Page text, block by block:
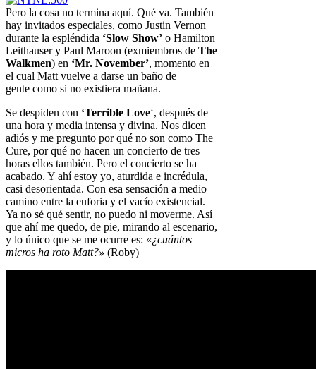
Pero la cosa no termina aquí. Qué va. También
hay invitados especiales, como Justin Vernon
durante la espléndida ‘Slow Show’ o Hamilton
Leithauser y Paul Maroon (exmiembros de The
Walkmen) en ‘Mr. November’, momento en
el cual Matt vuelve a darse un baño de
gente como si no existiera mañana.
Se despiden con ‘Terrible Love‘, después de
una hora y media intensa y divina. Nos dicen
adiós y me pregunto por qué no son como The
Cure, por qué no hacen un concierto de tres
horas ellos también. Pero el concierto se ha
acabado. Y ahí estoy yo, aturdida e incrédula,
casi desorientada. Con esa sensación a medio
camino entre la euforia y el vacío existencial.
Ya no sé qué sentir, no puedo ni moverme. Así
que ahí me quedo, de pie, mirando al escenario,
y lo único que se me ocurre es: «¿cuántos
micros ha roto Matt?» (Roby)